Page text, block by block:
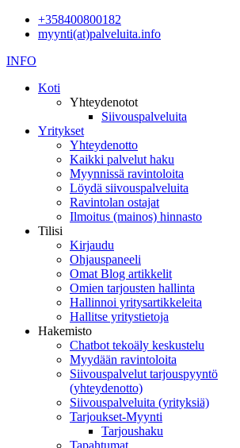
+358400800182
myynti(at)palveluita.info
INFO
Koti
Yhteydenotot
Siivouspalveluita
Yritykset
Yhteydenotto
Kaikki palvelut haku
Myynnissä ravintoloita
Löydä siivouspalveluita
Ravintolan ostajat
Ilmoitus (mainos) hinnasto
Tilisi
Kirjaudu
Ohjauspaneeli
Omat Blog artikkelit
Omien tarjousten hallinta
Hallinnoi yritysartikkeleita
Hallitse yritystietoja
Hakemisto
Chatbot tekoäly keskustelu
Myydään ravintoloita
Siivouspalvelut tarjouspyyntö
(yhteydenotto)
Siivouspalveluita (yrityksiä)
Tarjoukset-Myynti
Tarjoushaku
Tapahtumat